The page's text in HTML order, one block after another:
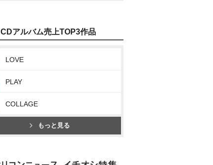
CDアルバム売上TOP3作品
LOVE
PLAY
COLLAGE
もっと見る